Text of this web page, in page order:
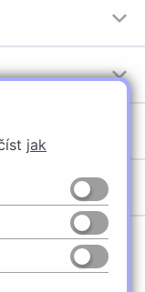
jak